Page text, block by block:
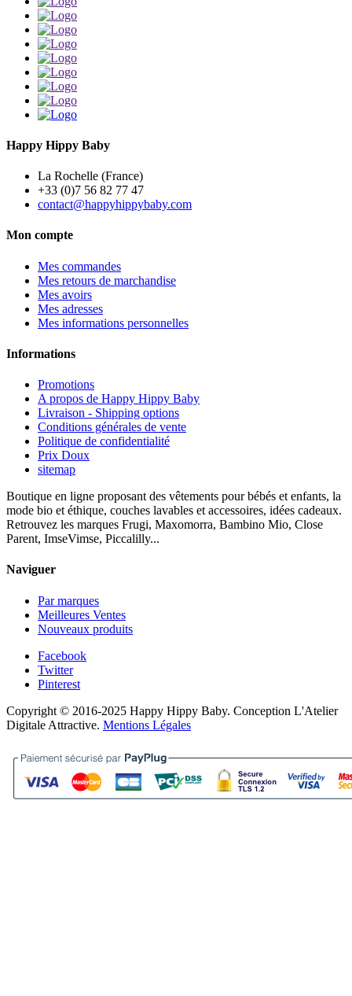
Happy Hippy Baby
La Rochelle (France)
+33 (0)7 56 82 77 47
contact@happyhippybaby.com
Mon compte
Mes commandes
Mes retours de marchandise
Mes avoirs
Mes adresses
Mes informations personnelles
Informations
Promotions
A propos de Happy Hippy Baby
Livraison - Shipping options
Conditions générales de vente
Politique de confidentialité
Prix Doux
sitemap
Boutique en ligne proposant des vêtements pour bébés et enfants, la
mode bio et éthique, couches lavables et accessoires, idées cadeaux.
Retrouvez les marques Frugi, Maxomorra, Bambino Mio, Close
Parent, ImseVimse, Piccalilly...
Naviguer
Par marques
Meilleures Ventes
Nouveaux produits
Facebook
Twitter
Pinterest
Copyright © 2016-2025 Happy Hippy Baby. Conception L'Atelier
Digitale Attractive. Mentions Légales